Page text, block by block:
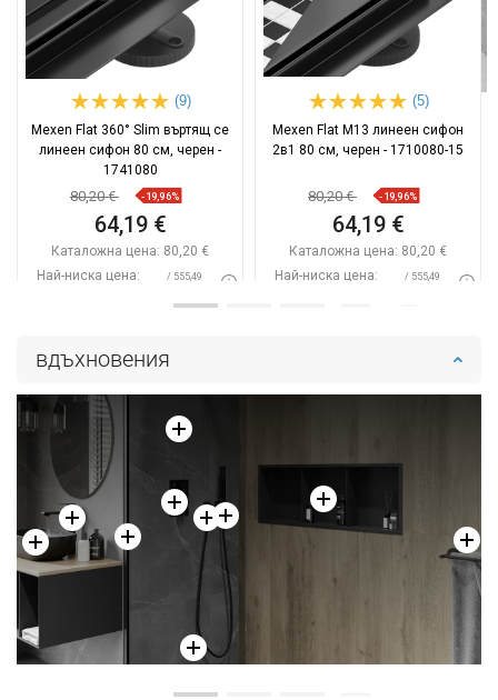
(9)
Mexen Flat 360° Slim въртящ се
линеен сифон 80 см, черен -
1741080
80,20 € -19,96%
64,19 €
Каталожна цена: 80,20 €
Най-ниска цена:
/ 555,49
Добави в количката
favorite_border Любима
Сравнете
(5)
Mexen Flat M13 линеен сифон
2в1 80 см, черен - 1710080-15
80,20 € -19,96%
64,19 €
Каталожна цена: 80,20 €
Най-ниска цена:
/ 555,49
Добави в количката
favorite_border Любима
Сравнете
вдъхновения